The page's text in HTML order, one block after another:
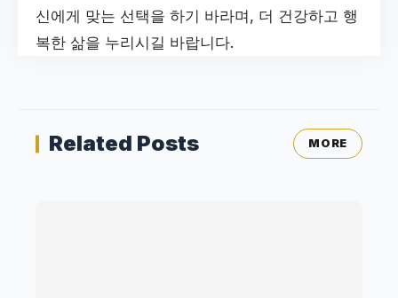
신에게 맞는 선택을 하기 바라며, 더 건강하고 행
복한 삶을 누리시길 바랍니다.
Related Posts MORE